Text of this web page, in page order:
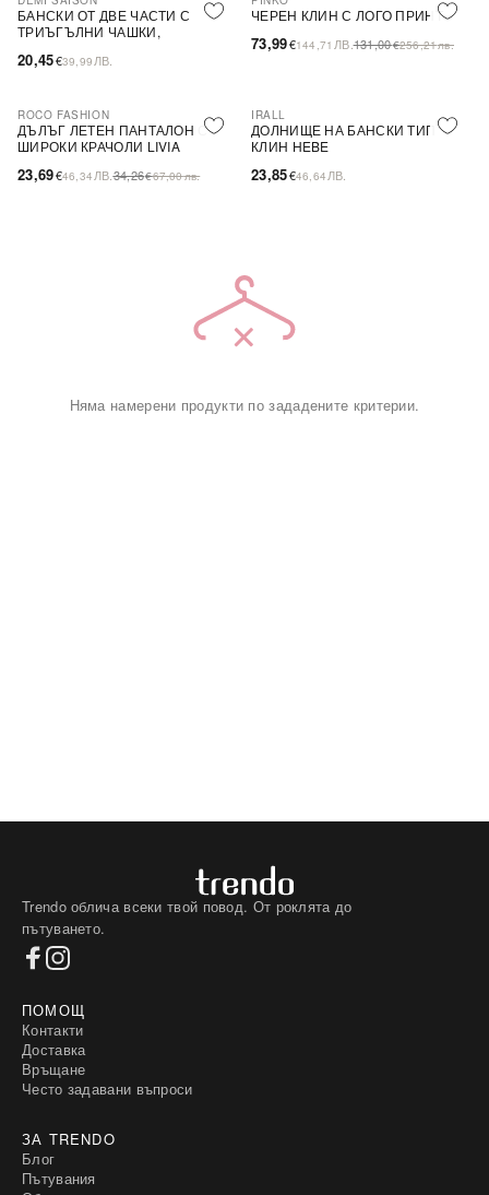
БАНСКИ ОТ ДВЕ ЧАСТИ С
ТРИЪГЪЛНИ ЧАШКИ,
20,45€39,99 ЛВ.
-44%
ЧЕРЕН КЛИН С ЛОГО ПРИНТ
73,99€144,71 ЛВ.131,00€256,21лв.
-31%
ROCO FASHION
ДЪЛЪГ ЛЕТЕН ПАНТАЛОН С
ШИРОКИ КРАЧОЛИ LIVIA
23,69€46,34 ЛВ.34,26€67,00лв.
IRALL
ДОЛНИЩЕ НА БАНСКИ ТИП
КЛИН HEBE
23,85€46,64 ЛВ.
Няма намерени продукти по зададените критерии.
Trendo облича всеки твой повод. От роклята до
пътуването.
ПОМОЩ
Контакти
Доставка
Връщане
Често задавани въпроси
ЗА TRENDO
Блог
Пътувания